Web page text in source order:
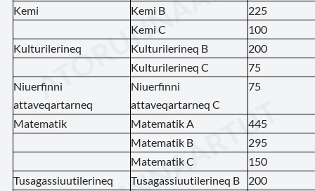
Kemi Kemi B
225
Kemi C
100
Kulturilerineq
Kulturilerineq B
200
Kulturilerineq C
75
Niuerfinni
attaveqartarneq
Niuerfinni
attaveqartarneq C
75
Matematik Matematik A
445
Matematik B
295
Matematik C
150
Tusagassiuutilerineq
Tusagassiuutilerineq B
200